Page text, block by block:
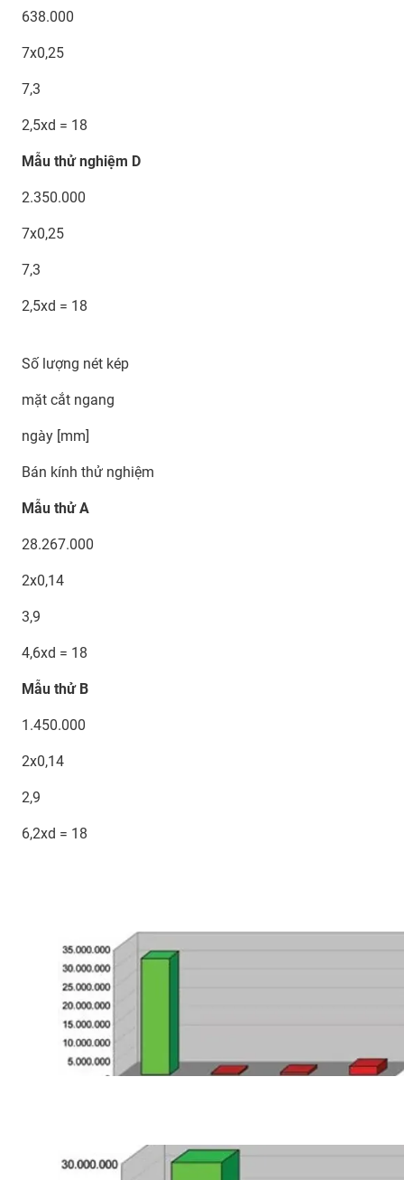
638.000
7x0,25
7,3
2,5xd = 18
Mẫu thử nghiệm D
2.350.000
7x0,25
7,3
2,5xd = 18
Số lượng nét kép
mặt cắt ngang
ngày [mm]
Bán kính thử nghiệm
Mẫu thử A
28.267.000
2x0,14
3,9
4,6xd = 18
Mẫu thử B
1.450.000
2x0,14
2,9
6,2xd = 18